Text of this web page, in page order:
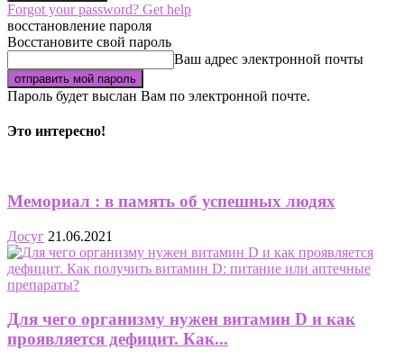
Forgot your password? Get help
восстановление пароля
Восстановите свой пароль
Ваш адрес электронной почты
Пароль будет выслан Вам по электронной почте.
Это интересно!
Мемориал : в память об успешных людях
Досуг 21.06.2021
Для чего организму нужен витамин D и как
проявляется дефицит. Как...